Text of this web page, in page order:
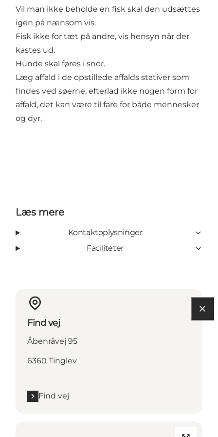
Vil man ikke beholde en fisk skal den udsættes
igen på nænsom vis.
Fisk ikke for tæt på andre, vis hensyn når der
kastes ud.
Hunde skal føres i snor.
Læg affald i de opstillede affalds stativer som
findes ved søerne, efterlad ikke nogen form for
affald, det kan være til fare for både mennesker
og dyr.
Læs mere
Kontaktoplysninger
Faciliteter
Find vej
Åbenråvej 95
6360 Tinglev
Find vej